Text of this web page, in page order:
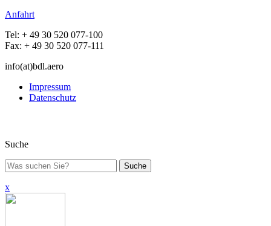
Anfahrt
Tel: + 49 30 520 077-100
Fax: + 49 30 520 077-111
info(at)bdl.aero
Impressum
Datenschutz
Suche
Suche
x